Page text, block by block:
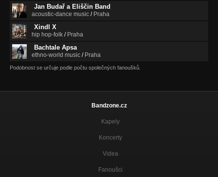
Jan Budař a Eliščin Band
acoustic-dance music / Praha
Xindl X
hip hop-folk / Praha
Bachtale Apsa
ethno-world music / Praha
Podobnost se určuje podle počtu společných fanoušků.
Bandzone.cz
Kapely
Koncerty
Videa
Fanoušci